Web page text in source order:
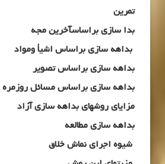
تمرین
بدا سازی براساسآخرین مجه
بداهه سازی براساس اشیأ ومواد
بداهه سازی براساس تصویر
بداهه سازی براساس مسائل روزمره
مزایای روشهای بداهه سازی آزاد
بداهه سازی مطالعه
شیوه اجرای نماش خلاق